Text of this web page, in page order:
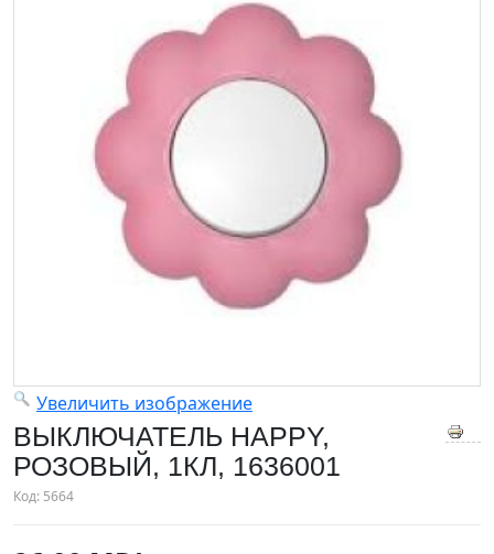
Увеличить изображение
ВЫКЛЮЧАТЕЛЬ HAPPY,
РОЗОВЫЙ, 1КЛ, 1636001
Код: 5664